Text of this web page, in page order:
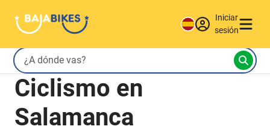
Iniciar
sesión
Ciclismo en
Salamanca